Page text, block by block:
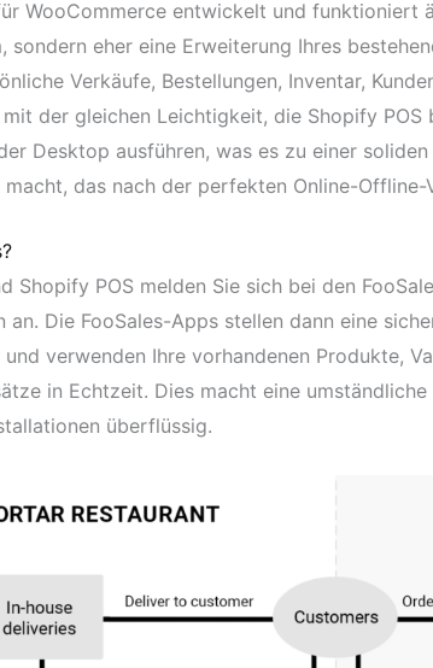
WooCommerce entwickelt und funktioniert
sondern eher eine Erweiterung Ihres
Verkäufe, Bestellungen, Inventar,
der gleichen Leichtigkeit, die Shopify POS
Desktop ausführen, was es zu einer
das nach der perfekten Online-Offline-
Shopify POS melden Sie sich bei den
an. Die FooSales-Apps stellen dann eine
verwenden Ihre vorhandenen Produkte,
in Echtzeit. Dies macht eine
überflüssig.